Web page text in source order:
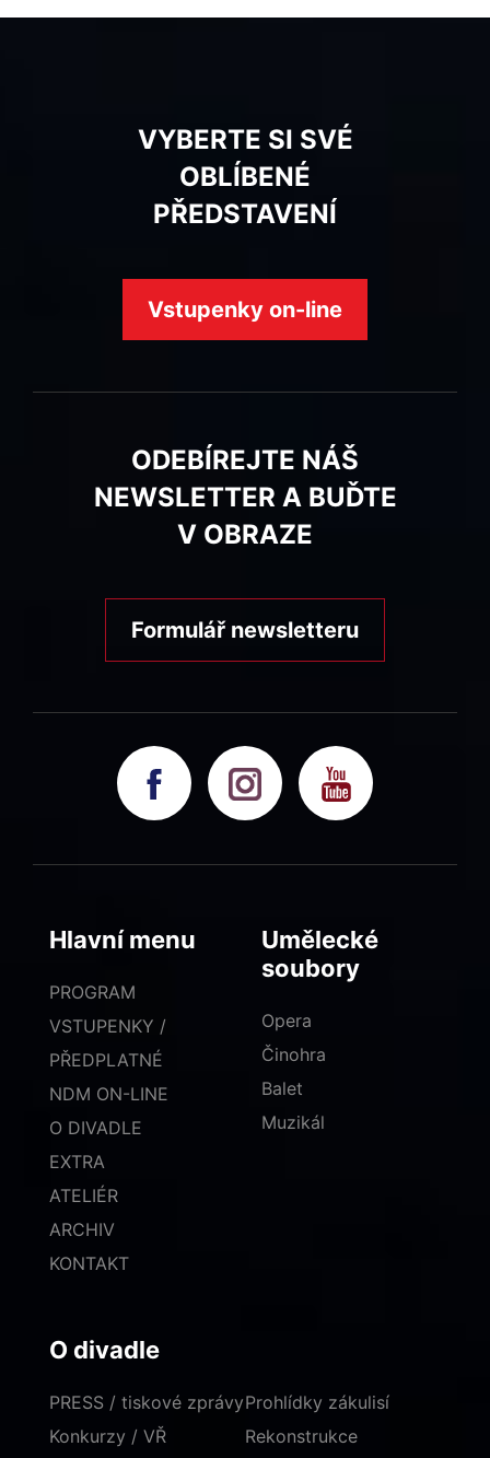
VYBERTE SI SVÉ
OBLÍBENÉ
PŘEDSTAVENÍ
Vstupenky on-line
ODEBÍREJTE NÁŠ
NEWSLETTER A BUĎTE
V OBRAZE
Formulář newsletteru
Hlavní menu
PROGRAM
VSTUPENKY /
PŘEDPLATNÉ
NDM ON-LINE
O DIVADLE
EXTRA
ATELIÉR
ARCHIV
KONTAKT
Umělecké
soubory
Opera
Činohra
Balet
Muzikál
O divadle
PRESS / tiskové zprávy
Konkurzy / VŘ
Prohlídky zákulisí
Rekonstrukce